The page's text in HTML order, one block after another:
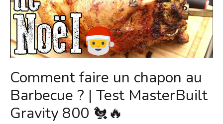
Comment faire un chapon au
Barbecue ? | Test MasterBuilt
Gravity 800 🐔🔥